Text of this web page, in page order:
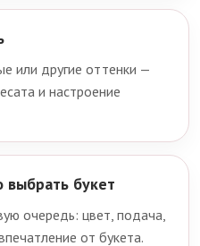
или другие оттенки —
и настроение
выбрать букет
очередь: цвет, подача,
от букета.